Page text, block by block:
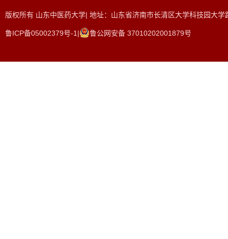
版权所有 山东中医药大学| 地址：山东省济南市长清区大学科技园大
鲁ICP备05002379号-1| 鲁公网安备 37010202001879号